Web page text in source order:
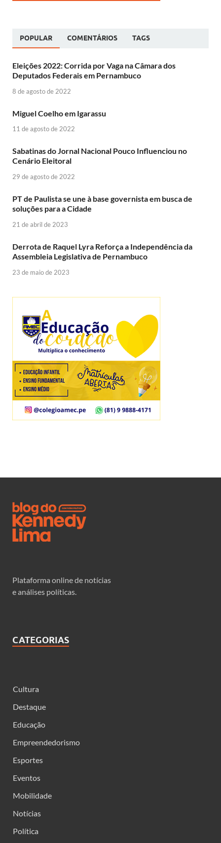
POPULAR COMENTÁRIOS TAGS
Eleições 2022: Corrida por Vaga na Câmara dos
Deputados Federais em Pernambuco
8 de agosto de 2022
Miguel Coelho em Igarassu
11 de agosto de 2022
Sabatinas do Jornal Nacional Pouco Influenciou no
Cenário Eleitoral
29 de agosto de 2022
PT de Paulista se une à base governista em busca de
soluções para a Cidade
21 de abril de 2023
Derrota de Raquel Lyra Reforça a Independência da
Assembleia Legislativa de Pernambuco
23 de maio de 2023
Plataforma online de notícias
e análises políticas.
CATEGORIAS
Cultura
Destaque
Educação
Empreendedorismo
Esportes
Eventos
Mobilidade
Notícias
Política